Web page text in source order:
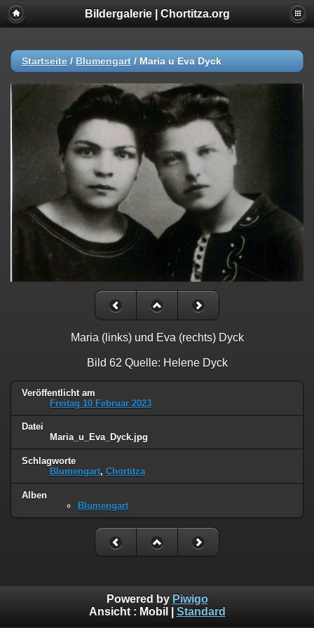
Bildergalerie | Chortitza.org
Startseite / Blumengart / Maria u Eva Dyck
Maria (links) und Eva (rechts) Dyck
Bild 62 Quelle: Helene Dyck
Veröffentlicht am
Freitag 10 Februar 2023
Datei
Maria_u_Eva_Dyck.jpg
Schlagworte
Blumengart, Chortitza
Alben
Blumengart
Powered by Piwigo
Ansicht : Mobil Standard